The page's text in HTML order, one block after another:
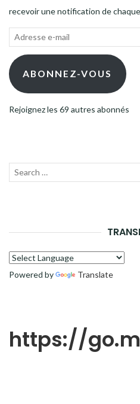
recevoir une notification de
Adresse
mail ABONNEZ-VOUS
Rejoignez les 69 autres abonnés
Recherche
Powered by Translate
https://